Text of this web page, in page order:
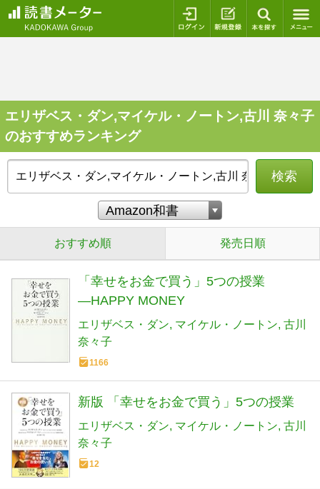
ログイン 新規登録
エリザベス・ダン,マイケル・ノートン,古川 奈々子
のおすすめランキング
検索
おすすめ順 発売日順
「幸せをお金で買う」5つの授業
―HAPPY MONEY
エリザベス・ダン マイケル・ノートン 古川
奈々子
1166
新版 「幸せをお金で買う」5つの授業
エリザベス・ダン マイケル・ノートン 古川
奈々子
12